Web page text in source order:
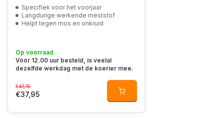
Specifiek voor het voorjaar
Langdurige werkende meststof
Helpt tegen mos en onkruid
Op voorraad
Vóór 12.00 uur besteld, is veelal
dezelfde werkdag met de koerier mee.
€47,75
€37,95